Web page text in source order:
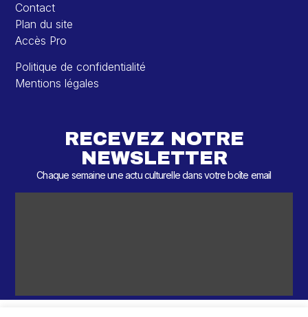
Contact
Plan du site
Accès Pro
Politique de confidentialité
Mentions légales
RECEVEZ NOTRE
NEWSLETTER
Chaque semaine une actu culturelle dans votre boîte email